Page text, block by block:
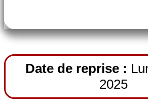
Date de reprise :
2025